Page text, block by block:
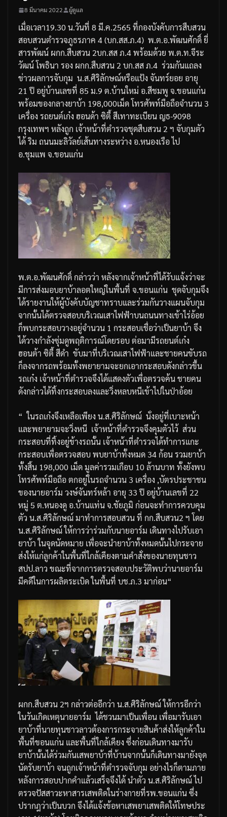
8 มีนาคม 2022 ผู้ดูแล
เมื่อเวลา19.30น.วันที่ 8มี.ค.2565 ที่กองบังคับการสืบสวน
สอบสวนตำรวจภูธรภาค 4 (บก.สส.ภ.4) พ.ต.อ.พัฒนศักดิ์ยี่
สารพัฒน์ ผกก.สืบสวน 2บก.สสภ.4พร้อมด้วย พ.ต.ท.จีระ
วัฒน์โพธินา รอง ผกก.สืบสวน 2 บก.สสภ.4 ร่วมกันแถลง
ข่าวผลการจับกุม น.ส.ศิริลักษณ์หรือแป้ง จันทร์ยอย อายุ
21ปีอยู่บ้านเลขที่ 85 ม.9 ต.บ้านใหม่ อ.สีชมพู จ.ขอนแก่น
พร้อมของกลางยาบ้า 198,000เม็ดโทรศัพท์มือถือจำนวน 3
เครื่อง รถยนต์เก๋ง ฮอนด้า ซิตี้ สีเทาทะเบียนญธ-9098
กรุงเทพฯ หลังถูก เจ้าหน้าที่ตำรวจชุดสืบสวน 2 ฯ จับกุมตัว
ได้ริม ถนนมะลิวัลย์เส้นทางระหว่าง อ.หนองเรือไป
อ.ชุมแพ จ.ขอนแก่น
พ.ต.อ.พัฒนศักดิ์กล่าวว่า หลังจากเจ้าหน้าที่ได้รับแจ้งว่าจะ
มีการส่งมอบยาบ้าลอตใหญ่ในพื้นที่ จ.ขอนแก่น ชุดจับกุมจึง
ได้รายงานให้ผู้บังคับบัญชาทราบและร่วมกันวางแผนจับกุม
จากนั้นได้ตรวจสอบบริเวณเสาไฟฟ้าบนถนนทางเข้าไร่อ้อย
ก็พบกระสอบวางอยู่จำนวน 1 กระสอบเชื่อว่าเป็นยาบ้า จึง
ได้วางกำลังซุ่มดูพฤติการณ์โดยรอบต่อมามีรถยนต์เก๋ง
ฮอนต้า ซิตี้ สีดำ ขับมาที่บริเวณเสาไฟฟ้าและชายคนขับรถ
ก็ลงจากรถพร้อมทั้งพยายามจะยกเอากระสอบดังกล่าวขึ้น
รถเก๋ง เจ้าหน้าที่ตำรวจจึงได้แสดงตัวเพื่อตรวจค้นชายคน
ดังกล่าวได้ทิ้งกระสอบลงและวิ่งหลบหนีเข้าไปในป่าอ้อย
“ ในรถเก๋งจึงเหลือเพียง น.ส.ศิริลักษณ์ นั่งอยู่ที่เบาะหน้า
และพยายามจะวิ่งหนี เจ้าหน้าที่ตำรวจจึงคุมตัวไว้ ส่วน
กระสอบที่ทิ้งอยู่ข้างรถนั้น เจ้าหน้าที่ตำรวจได้ทำการแกะ
กระสอบเพื่อตรวจสอบพบยาบ้าทั้งหมด 34ก้อนรวมยาบ้า
ทั้งสิ้น 198,000 เม็ดมูลค่ารวมเกือบ 10ล้านบาท ทั้งยังพบ
โทรศัพท์มือถือตกอยู่ในรถจำนวน 3 เครื่อง ,บัตรประชาชน
ของนายอาร์ม วงษ์จันทร์หล้า อายุ 33ปีอยู่บ้านเลขที่ 22
หมู่ 5 ต.หนองดูอ.บ้านแท่นจ.ชัยภูมิ ก่อนจะทำการควบคุม
ตัว น.ส.ศิริลักษณ์มาทำการสอบสวนที่ กก.สืบสวน2 ฯ โดย
น.ส.ศิริลักษณ์ให้การว่าร่วมกับนายอาร์ม เดินทางไปรับเอา
ยาบ้า ในจุดนัดหมาย เพื่อจะนำยาบ้าทั้งหมดนั้นไปกระจาย
ส่งให้แก่ลูกค้าในพื้นที่ใกล้เคียงตามคำสั่งของนายทุนชาว
สปป.ลาว ขณะที่จากการตรวจสอบประวัติพบว่านายอาร์ม
มีคดีในการผลิตระเบิดในพื้นที่ บช.ภ.3 มาก่อน“
ผกก.สืบสวน 2ฯ กล่าวต่ออีกว่า น.ส.ศิริลักษณ์ให้การอีกว่า
ในวันเกิดเหตุนายอาร์ม ได้ชวนมาเป็นเพื่อน เพื่อมารับเอา
ยาบ้าที่นายทุนชาวลาวต้องการกระจายสินค้าส่งให้ลูกค้าใน
พื้นที่ขอนแก่น และพื้นที่ใกล้เคียง ซึ่งก่อนเดินทางมารับ
ยาบ้านั้นได้ร่วมกันเสพยาบ้าที่บ้านจากนั้นก็เดินทางมายังจุด
นัดรับยาบ้า จนถูกเจ้าหน้าที่ตำรวจจับกุม อย่างไรก็ตามภาย
หลังการสอบปากคำแล้วเสร็จจึงได้นำตัว น.ส.ศิริลักษณ์ไป
ตรวจปัสสาวะหาสารเสพติดในร่างกายที่รพ.ขอนแก่นซึ่ง
ปรากฎว่าเป็นบวก จึงได้แจ้งข้อหาเสพยาเสพติดให้โทษประ